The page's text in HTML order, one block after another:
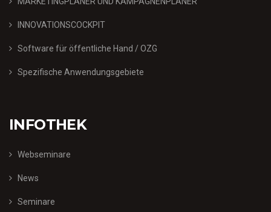
INNOVATIONSCOCKPIT
Software für öffentliche Hand / OZG
Spezifische Anwendungsgebiete
INFOTHEK
Webseminare
News
Seminare